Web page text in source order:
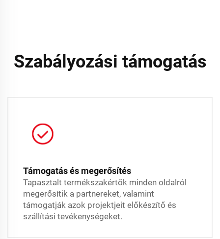
Szabályozási támogatás
Támogatás és megerősítés
Tapasztalt termékszakértők minden oldalról
megerősítik a partnereket, valamint
támogatják azok projektjeit előkészítő és
szállítási tevékenységeket.